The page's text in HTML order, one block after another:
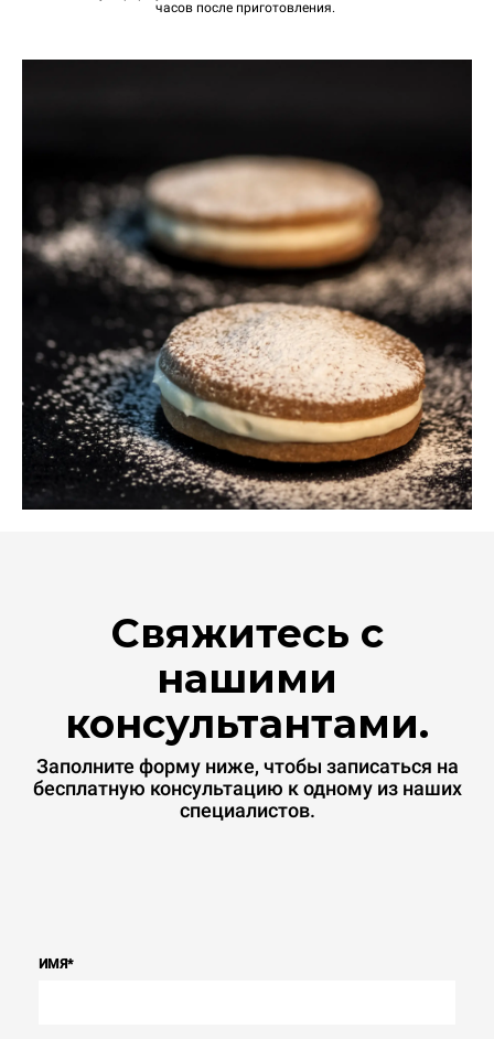
часов после приготовления.
Свяжитесь с
нашими
консультантами.
Заполните форму ниже, чтобы записаться на
бесплатную консультацию к одному из наших
специалистов.
ИМЯ*